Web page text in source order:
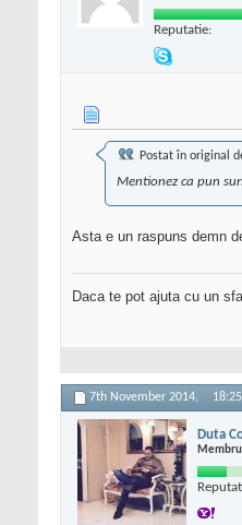
Reputatie:
Postat în original
Mentionez ca pun
Asta e un raspuns demn
Daca te pot ajuta cu un
7th November 2014, 18:25
Duta